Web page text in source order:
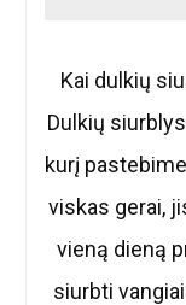
Kai dulkių
Dulkių
kurį
viskas gerai,
vieną dieną
siurbti